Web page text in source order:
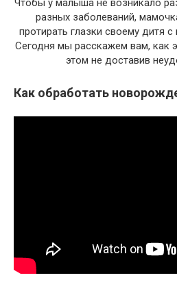
Чтобы у малыша не возникало
разных заболеваний,
протирать глазки своему дитя
Сегодня мы расскажем вам, как
этом не доставив
Как обработать